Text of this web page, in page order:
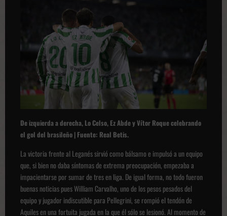
De izquierda a derecha, Lo Celso, Ez Abde y Vítor Roque celebrando
el gol del brasileño | Fuente: Real Betis.
La victoria frente al Leganés sirvió como bálsamo e impulsó a un equipo
que, si bien no daba síntomas de extrema preocupación, empezaba a
impacientarse por sumar de tres en liga. De igual forma, no todo fueron
buenas noticias pues William Carvalho, uno de los pesos pesados del
equipo y jugador indiscutible para Pellegrini, se rompió el tendón de
Aquiles en una fortuita jugada en la que él sólo se lesionó. Al momento de